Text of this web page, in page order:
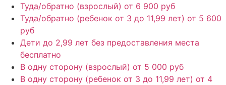
Туда/обратно (взрослый) от 6 900 руб
Туда/обратно (ребенок от 3 до 11,99 лет) от 5 600
руб
Дети до 2,99 лет без предоставления места
бесплатно
В одну сторону (взрослый) от 5 000 руб
В одну сторону (ребенок от 3 до 11,99 лет) от 4